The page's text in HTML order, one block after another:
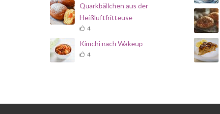
Quarkbällchen aus der
Heißluftfritteuse
4
Kimchi nach Wakeup
4